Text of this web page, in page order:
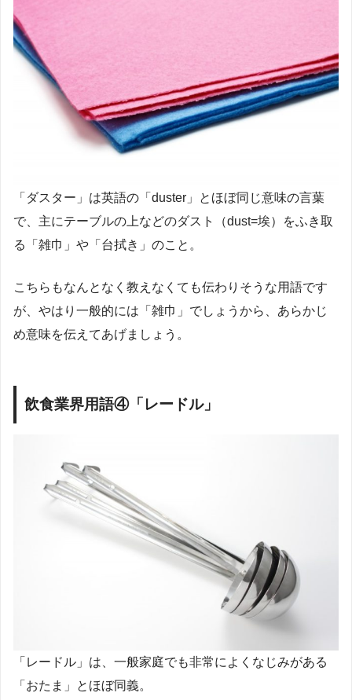
「ダスター」は英語の「duster」とほぼ同じ意味の言葉
で、主にテーブルの上などのダスト（dust=埃）をふき取
る「雑巾」や「台拭き」のこと。
こちらもなんとなく教えなくても伝わりそうな用語です
が、やはり一般的には「雑巾」でしょうから、あらかじ
め意味を伝えてあげましょう。
飲食業界用語④「レードル」
「レードル」は、一般家庭でも非常によくなじみがある
「おたま」とほぼ同義。